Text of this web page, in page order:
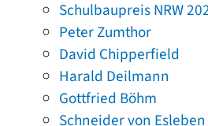
Schulbaupreis NRW
Peter Zumthor
David Chipperfield
Harald Deilmann
Gottfried Böhm
Schneider von Esleben